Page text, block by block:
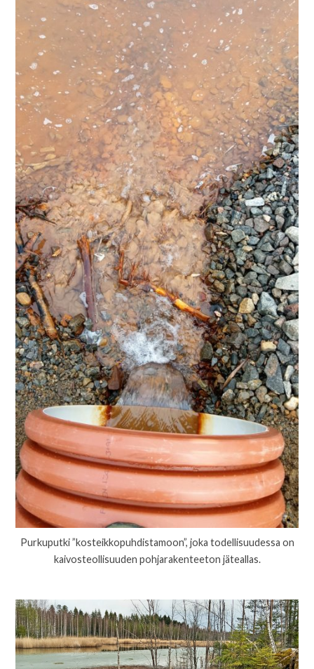
Purkuputki ”kosteikkopuhdistamoon”, joka todellisuudessa on
kaivosteollisuuden pohjarakenteeton jäteallas.